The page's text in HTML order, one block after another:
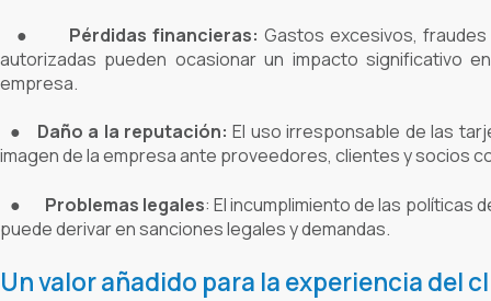
● Pérdidas financieras: Gastos excesivos,
autorizadas pueden ocasionar un impacto significativo
empresa.
● Daño a la reputación: El uso irresponsable de las
imagen de la empresa ante proveedores, clientes y socios
● Problemas legales: El incumplimiento de las políticas
puede derivar en sanciones legales y demandas.
Un valor añadido para la experiencia del